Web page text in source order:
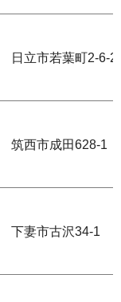
日立市若葉町2-6-2
筑西市成田628-1
下妻市古沢34-1